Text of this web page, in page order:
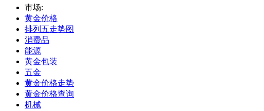
市场:
黄金价格
排列五走势图
消费品
能源
黄金包装
五金
黄金价格走势
黄金价格查询
机械